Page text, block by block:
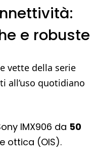
e robuste
vette della serie
all’uso quotidiano
IMX906 da 50
ottica (OIS).